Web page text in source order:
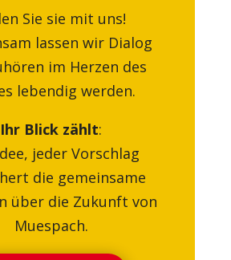
Sie sie mit uns!
lassen wir Dialog
im Herzen des
lebendig werden.
Ihr Blick zählt:
jeder Vorschlag
die gemeinsame
über die Zukunft von
Muespach.